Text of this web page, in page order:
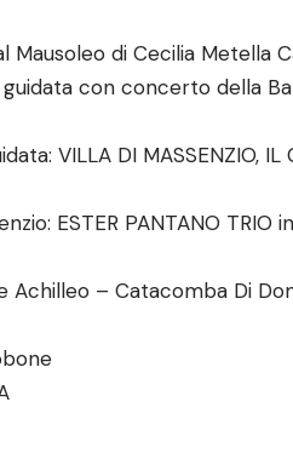
Mausoleo di Cecilia Metella
guidata con concerto della
VILLA DI MASSENZIO, IL
ESTER PANTANO TRIO
Achilleo – Catacomba Di